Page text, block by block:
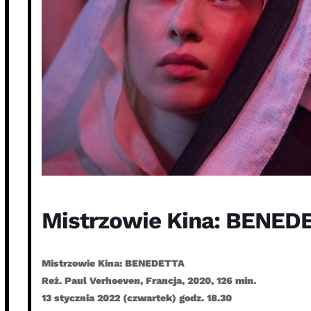
Mistrzowie Kina:
Mistrzowie Kina: BENEDETTA
Reż. Paul Verhoeven, Francja, 2020, 126 min.
13 stycznia 2022 (czwartek) godz. 18.30